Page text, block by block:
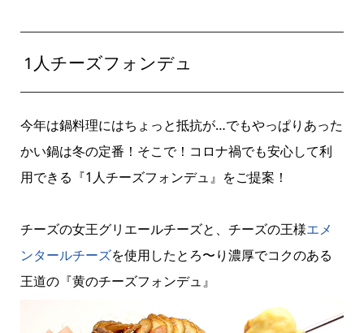
1人チーズフォンデュ
今年は鍋料理にはちょっと抵抗が…でもやっぱりあった
かい鍋は冬の定番！そこで！コロナ禍でも安心して利
用できる『1人チーズフォンデュ』をご提案！
チーズの女王グリエールチーズと、チーズの王様エメ
ンタールチーズを使用したとろ〜り濃厚でコクのある
王道の『黄のチーズフォンデュ』